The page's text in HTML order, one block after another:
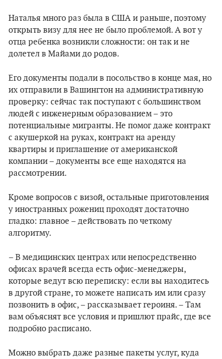
Наталья много раз была в США и раньше, поэтому
открыть визу для нее не было проблемой. А вот у
отца ребенка возникли сложности: он так и не
долетел в Майами до родов.
Его документы подали в посольство в конце мая, но
их отправили в Вашингтон на административную
проверку: сейчас так поступают с большинством
людей с инженерным образованием – это
потенциальные мигранты. Не помог даже контракт
с акушеркой на руках, контракт на аренду
квартиры и приглашение от американской
компании – документы все еще находятся на
рассмотрении.
Кроме вопросов с визой, остальные приготовления
у иностранных рожениц проходят достаточно
гладко: главное – действовать по четкому
алгоритму.
– В медицинских центрах или непосредственно
офисах врачей всегда есть офис-менеджеры,
которые ведут всю переписку: если вы находитесь
в другой стране, то можете написать им или сразу
позвонить в офис, – рассказывает героиня. – Там
вам объяснят все условия и пришлют прайс, где все
подробно расписано.
Можно выбрать даже разные пакеты услуг, куда